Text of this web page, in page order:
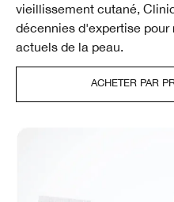
vieillissement cutané,
décennies d'expertise pour
actuels de la peau.
ACHETER PAR